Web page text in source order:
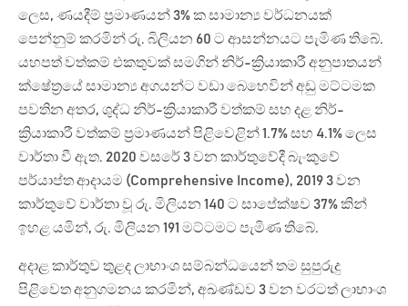
ලෙස, ණයදීම් ප්‍රමාණයන් 3% ක සාමාන්‍ය වර්ධනයක්
පෙන්නුම් කරමින් රු. බිලියන 60 ට ආසන්නයට පැමිණ තිබේ.
යහපත් වත්කම් එකතුවක් සමගින් නිර්-ක්‍රියාකාරී අනුපාතයන්
ක්ෂේත්‍රයේ සාමාන්‍ය අගයන්ට වඩා බෙහෙවින් අඩු මට්ටමක
පවතින අතර, ශුද්ධ නිර්-ක්‍රියාකාරී වත්කම් සහ දළ නිර්-
ක්‍රියාකාරී වත්කම් ප්‍රමාණයන් පිළිවෙළින් 1.7% සහ 4.1% ලෙස
වාර්තා වී ඇත. 2020 වසරේ 3 වන කාර්තුවේදී බැංකුවේ
පර්යාප්ත ආදායම (Comprehensive Income), 2019 3 වන
කාර්තුවේ වාර්තා වූ රු. මිලියන 140 ට සාපේක්ෂව 37% කින්
ඉහළ යමින්, රු. මිලියන 191 මට්ටමට පැමිණ තිබේ.
අදාළ කාර්තුව තුළද ලාභාංශ සම්බන්ධයෙන් තම සුපුරුදු
පිළිවෙත අනුගමනය කරමින්, අඛණ්ඩව 3 වන වරටත් ලාභාංශ